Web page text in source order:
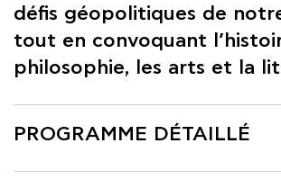
défis géopolitiques de
tout en convoquant
philosophie, les arts et la
PROGRAMME DÉTAILLÉ